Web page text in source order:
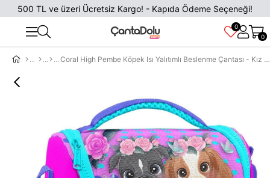
500 TL ve üzeri Ücretsiz Kargo! - Kapıda Ödeme Seçeneği!
0
0
Coral High Pembe Köpek Isı Yalıtımlı Beslenme Çantası - Kız Çocuk